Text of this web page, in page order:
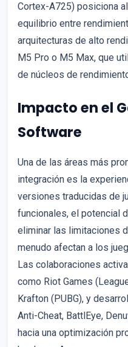
Cortex-A725) posiciona
equilibrio entre
arquitecturas de alto
M5 Pro o M5 Max, que
de núcleos de
Impacto en el
Software
Una de las áreas más
integración es la
versiones traducidas de
funcionales, el potencial
eliminar las limitaciones
menudo afectan a los
Las colaboraciones
como Riot Games
Krafton (PUBG), y
Anti-Cheat, BattlEye,
hacia una optimización